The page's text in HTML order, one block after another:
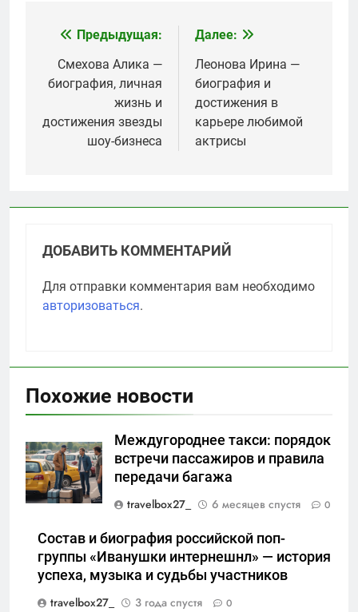
Навигация
по
записям
Предыдущая:
Смехова Алика —
биография, личная
жизнь и
достижения звезды
шоу-бизнеса
Далее:
Леонова Ирина —
биография и
достижения в
карьере любимой
актрисы
ДОБАВИТЬ КОММЕНТАРИЙ
Для отправки комментария вам необходимо
авторизоваться.
Похожие новости
Междугороднее такси: порядок
встречи пассажиров и правила
передачи багажа
travelbox27_
6 месяцев спустя 0
Состав и биография российской поп-
группы «Иванушки интернешнл» — история
успеха, музыка и судьбы участников
travelbox27_
3 года спустя 0